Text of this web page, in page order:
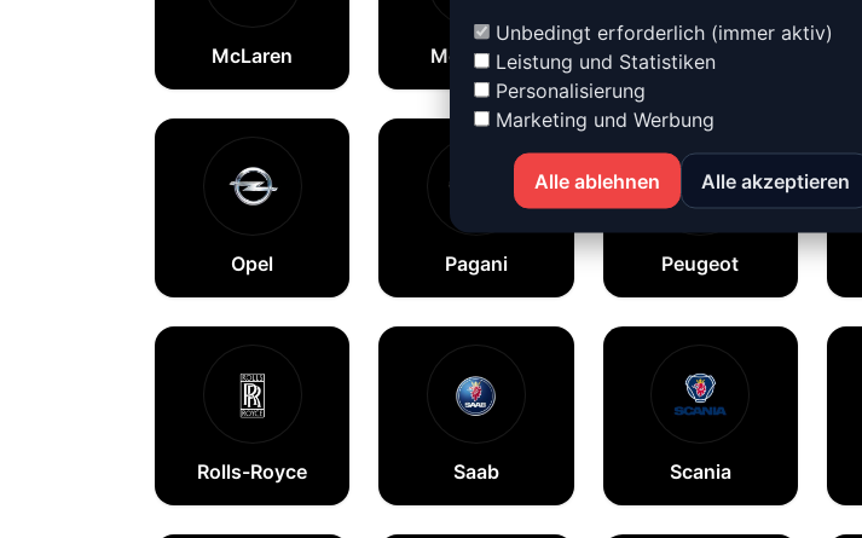
McLaren Mercedes MG
Opel Pagani Peugeot
Rolls-Royce Saab Scania
Unbedingt erforderlich (immer aktiv)
Leistung und Statistiken
Personalisierung
Marketing und Werbung
Alle ablehnen Alle akzeptieren